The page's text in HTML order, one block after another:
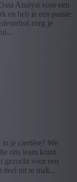
Analyst voor een
en heb je een passie
zorg je
je carrière? We
ons team komt
gezocht voor een
uit te mak...